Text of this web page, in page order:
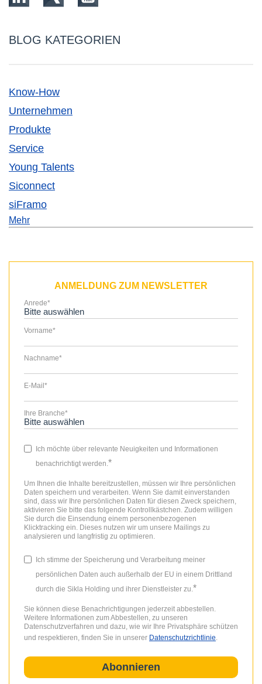
BLOG KATEGORIEN
Know-How
Unternehmen
Produkte
Service
Young Talents
Siconnect
siFramo
Mehr
ANMELDUNG ZUM NEWSLETTER
Anrede*
Vorname*
Nachname*
E-Mail*
Ihre Branche*
Ich möchte über relevante Neuigkeiten und Informationen
benachrichtigt werden. *
Um Ihnen die Inhalte bereitzustellen, müssen wir Ihre persönlichen
Daten speichern und verarbeiten. Wenn Sie damit einverstanden
sind, dass wir Ihre persönlichen Daten für diesen Zweck speichern,
aktivieren Sie bitte das folgende Kontrollkästchen. Zudem willigen
Sie durch die Einsendung einem personenbezogenen
Klicktracking ein. Dieses nutzen wir um unsere Mailings zu
analysieren und langfristig zu optimieren.
Ich stimme der Speicherung und Verarbeitung meiner
persönlichen Daten auch außerhalb der EU in einem Drittland
durch die Sikla Holding und ihrer Dienstleister zu. *
Sie können diese Benachrichtigungen jederzeit abbestellen.
Weitere Informationen zum Abbestellen, zu unseren
Datenschutzverfahren und dazu, wie wir Ihre Privatsphäre schützen
und respektieren, finden Sie in unserer Datenschutzrichtlinie